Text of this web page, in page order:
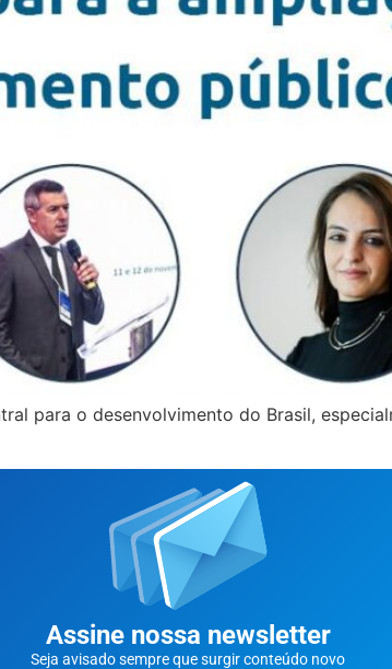
para o desenvolvimento do Brasil,
Assine nossa newsletter
Seja avisado sempre que surgir conteúdo novo